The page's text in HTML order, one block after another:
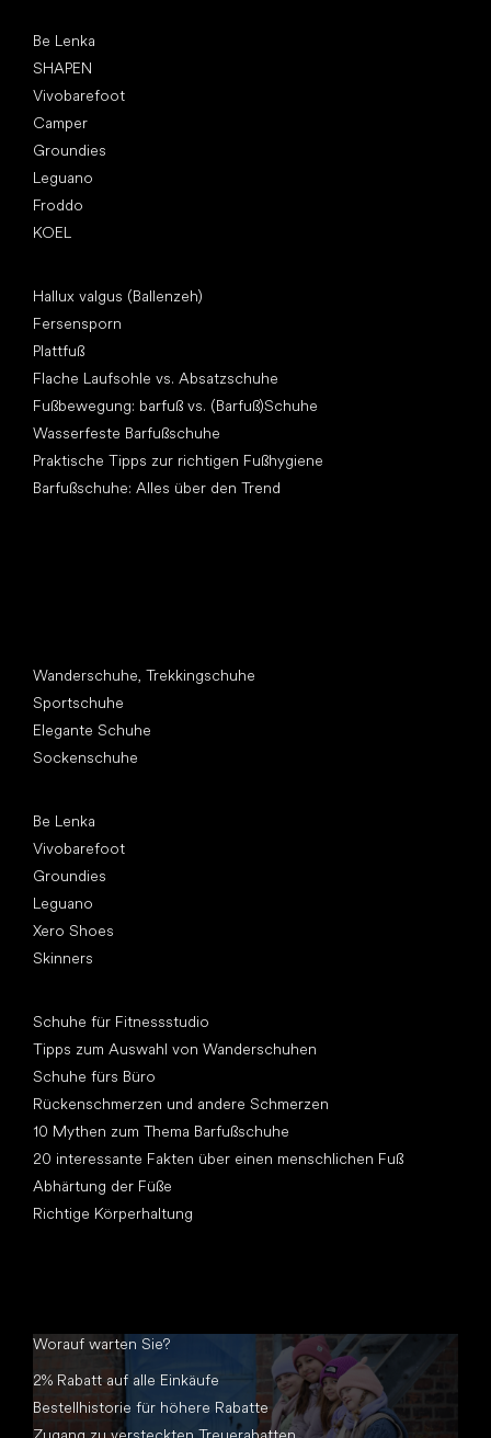
Be Lenka
SHAPEN
Vivobarefoot
Camper
Groundies
Leguano
Froddo
KOEL
Hallux valgus (Ballenzeh)
Fersensporn
Plattfuß
Flache Laufsohle vs. Absatzschuhe
Fußbewegung: barfuß vs. (Barfuß)Schuhe
Wasserfeste Barfußschuhe
Praktische Tipps zur richtigen Fußhygiene
Barfußschuhe: Alles über den Trend
Wanderschuhe, Trekkingschuhe
Sportschuhe
Elegante Schuhe
Sockenschuhe
Be Lenka
Vivobarefoot
Groundies
Leguano
Xero Shoes
Skinners
Schuhe für Fitnessstudio
Tipps zum Auswahl von Wanderschuhen
Schuhe fürs Büro
Rückenschmerzen und andere Schmerzen
10 Mythen zum Thema Barfußschuhe
20 interessante Fakten über einen menschlichen Fuß
Abhärtung der Füße
Richtige Körperhaltung
Worauf warten Sie?
2% Rabatt auf alle Einkäufe
Bestellhistorie für höhere Rabatte